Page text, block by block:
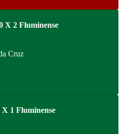
X 2 Fluminense
Cruz
1 Fluminense